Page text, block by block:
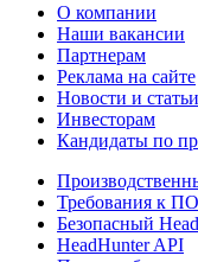
О компании
Наши вакансии
Партнерам
Реклама на сайте
Новости и статьи
Инвесторам
Кандидаты по
Требования к ПО
Безопасный
HeadHunter API